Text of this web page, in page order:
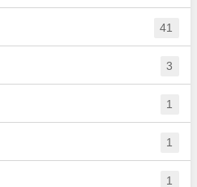
41
3
1
1
1